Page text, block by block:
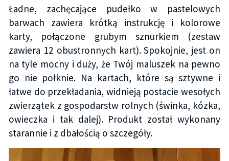
Ładne, zachęcające pudełko w pastelowych
barwach zawiera krótką instrukcję i kolorowe
karty, połączone grubym sznurkiem (zestaw
zawiera 12 obustronnych kart). Spokojnie, jest on
na tyle mocny i duży, że Twój maluszek na pewno
go nie połknie. Na kartach, które są sztywne i
łatwe do przekładania, widnieją postacie wesołych
zwierzątek z gospodarstw rolnych (świnka, kózka,
owieczka i tak dalej). Produkt został wykonany
starannie i z dbałością o szczegóły.